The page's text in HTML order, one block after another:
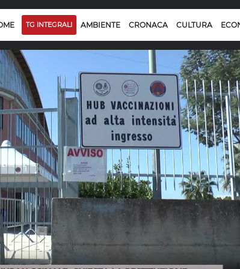
TG INTEGRALI AMBIENTE CRONACA CULTURA